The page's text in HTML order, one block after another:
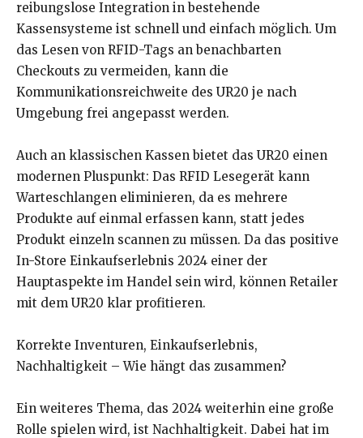
reibungslose Integration in bestehende
Kassensysteme ist schnell und einfach möglich. Um
das Lesen von RFID-Tags an benachbarten
Checkouts zu vermeiden, kann die
Kommunikationsreichweite des UR20 je nach
Umgebung frei angepasst werden.
Auch an klassischen Kassen bietet das UR20 einen
modernen Pluspunkt: Das RFID Lesegerät kann
Warteschlangen eliminieren, da es mehrere
Produkte auf einmal erfassen kann, statt jedes
Produkt einzeln scannen zu müssen. Da das positive
In-Store Einkaufserlebnis 2024 einer der
Hauptaspekte im Handel sein wird, können Retailer
mit dem UR20 klar profitieren.
Korrekte Inventuren, Einkaufserlebnis,
Nachhaltigkeit – Wie hängt das zusammen?
Ein weiteres Thema, das 2024 weiterhin eine große
Rolle spielen wird, ist Nachhaltigkeit. Dabei hat im